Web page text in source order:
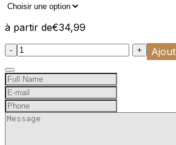
à partir de€34,99
:product_name quantity
- +